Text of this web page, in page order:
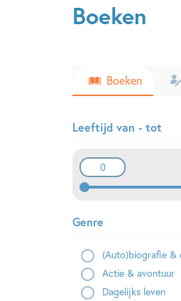
Boeken
Boeken
Leeftijd van - tot
Genre
(Auto)biografie &
Actie & avontuur
Dagelijks leven